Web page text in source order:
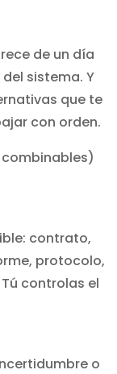
de un día
sistema. Y
que te
con orden.
contrato,
protocolo,
controlas el
o